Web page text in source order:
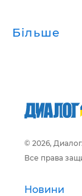
Більше
© 2026,
Все права
Новини